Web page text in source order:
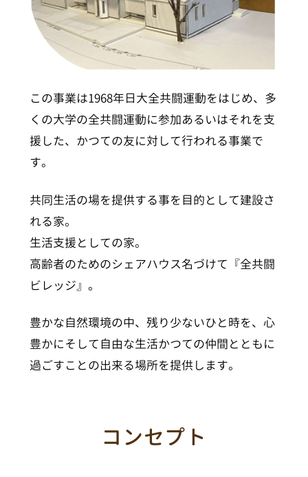
この事業は1968年日大全共闘運動をはじめ、多
くの大学の全共闘運動に参加あるいはそれを支
援した、かつての友に対して行われる事業で
す。
共同生活の場を提供する事を目的として建設さ
れる家。
生活支援としての家。
高齢者のためのシェアハウス名づけて『全共闘
ビレッジ』。
豊かな自然環境の中、残り少ないひと時を、心
豊かにそして自由な生活かつての仲間とともに
過ごすことの出来る場所を提供します。
コンセプト